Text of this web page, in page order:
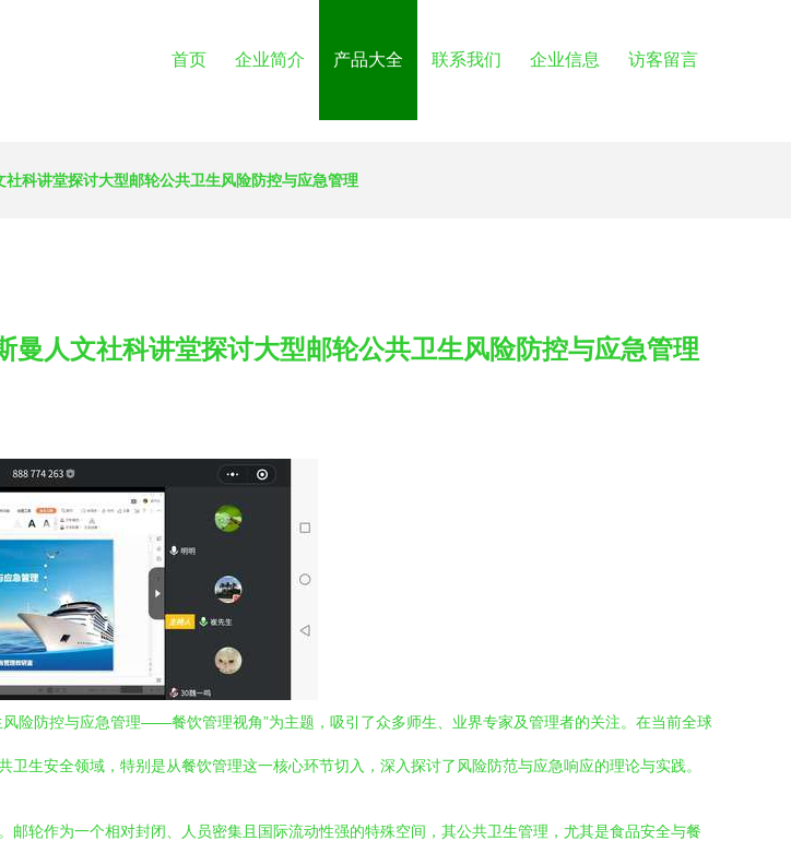
首页 企业简介 产品大全 联系我们 企业信息 访客留言
科讲堂探讨大型邮轮公共卫生风险防控与应急管理
人文社科讲堂探讨大型邮轮公共卫生风险防控与应急管理
险防控与应急管理——餐饮管理视角”为主题，吸引了众多师生、业界专家及管理者的关注。在当前全球
生安全领域，特别是从餐饮管理这一核心环节切入，深入探讨了风险防范与应急响应的理论与实践。
轮作为一个相对封闭、人员密集且国际流动性强的特殊空间，其公共卫生管理，尤其是食品安全与餐